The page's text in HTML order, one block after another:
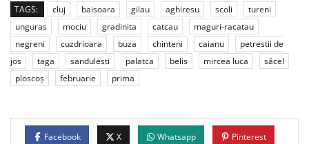
TAGS: cluj baisoara gilau aghiresu scoli
tureni
unguras
mociu gradinita catcau
maguri-racatau
negreni
cuzdrioara buza chinteni caianu
petrestii de
jos
taga sandulesti palatca belis mircea luca
săcel
ploscoș
februarie prima
Facebook X Whatsapp Pinterest